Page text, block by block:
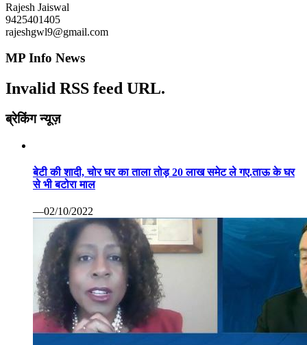
Rajesh Jaiswal
9425401405
rajeshgwl9@gmail.com
MP Info News
Invalid RSS feed URL.
ब्रेकिंग न्यूज़
बेटी की शादी, चोर घर का ताला तोड़ 20 लाख समेट ले गए.ताऊ के घर
से भी बटोरा माल
—02/10/2022